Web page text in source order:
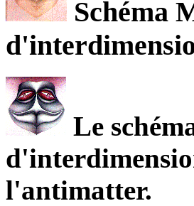
Schéma
Le
l'antimatter.